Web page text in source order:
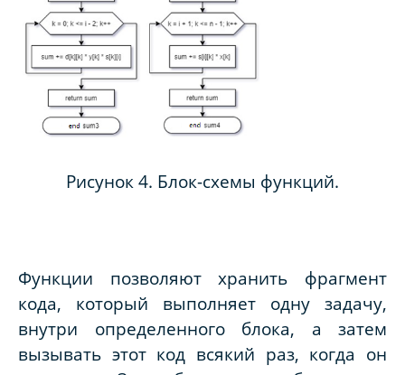
Рисунок 4. Блок-схемы функций.
Функции позволяют хранить фрагмент
кода, который выполняет одну задачу,
внутри определенного блока, а затем
вызывать этот код всякий раз, когда он